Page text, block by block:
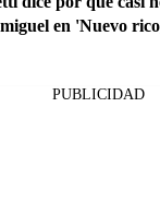
en 'Nuevo
PUBLICIDAD